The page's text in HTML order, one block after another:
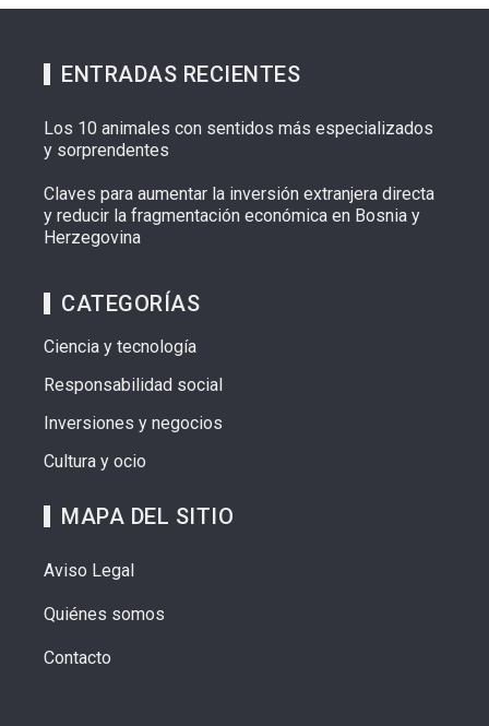
ENTRADAS RECIENTES
Los 10 animales con sentidos más especializados
y sorprendentes
Claves para aumentar la inversión extranjera directa
y reducir la fragmentación económica en Bosnia y
Herzegovina
CATEGORÍAS
Ciencia y tecnología
Responsabilidad social
Inversiones y negocios
Cultura y ocio
MAPA DEL SITIO
Aviso Legal
Quiénes somos
Contacto